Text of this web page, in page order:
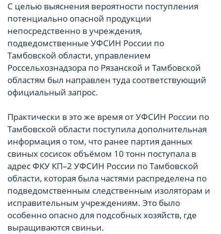
С целью выяснения вероятности поступления
потенциально опасной продукции
непосредственно в учреждения,
подведомственные УФСИН России по
Тамбовской области, управлением
Россельхознадзора по Рязанской и Тамбовской
областям был направлен туда соответствующий
официальный запрос.
Практически в это же время от УФСИН России по
Тамбовской области поступила дополнительная
информация о том, что ранее партия данных
свиных сосисок объёмом 10 тонн поступала в
адрес ФКУ КП–2 УФСИН России по Тамбовской
области, которая была частями распределена по
подведомственным следственным изоляторам и
исправительным учреждениям. Это было
особенно опасно для подсобных хозяйств, где
выращиваются свиньи.